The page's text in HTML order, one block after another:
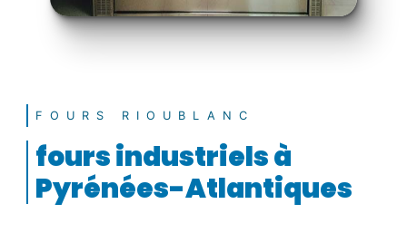
FOURS RIOUBLANC
fours industriels à
Pyrénées-Atlantiques